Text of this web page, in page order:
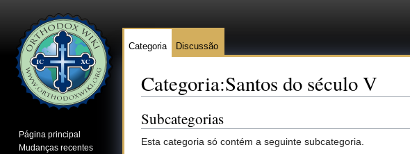
Categoria:Santos do século V
Subcategorias
Esta categoria só contém a seguinte subcategoria.
Categoria Discussão
Página principal
Mudanças recentes